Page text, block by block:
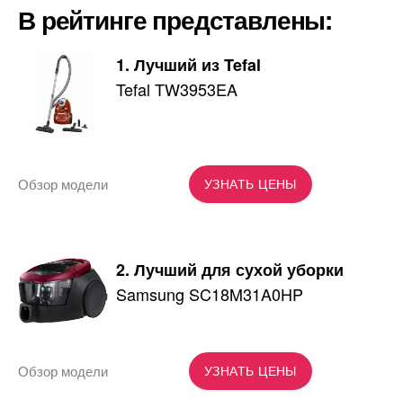
В рейтинге представлены:
1. Лучший из Tefal
Tefal TW3953EA
УЗНАТЬ ЦЕНЫ
Обзор модели
2. Лучший для сухой уборки
Samsung SC18M31A0HP
УЗНАТЬ ЦЕНЫ
Обзор модели